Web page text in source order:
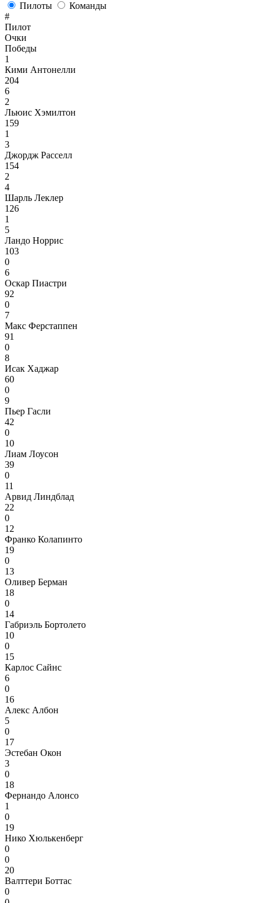
Пилоты
Команды
#
Пилот
Очки
Победы
1
Кими Антонелли
204
6
2
Льюис Хэмилтон
159
1
3
Джордж Расселл
154
2
4
Шарль Леклер
126
1
5
Ландо Норрис
103
0
6
Оскар Пиастри
92
0
7
Макс Ферстаппен
91
0
8
Исак Хаджар
60
0
9
Пьер Гасли
42
0
10
Лиам Лоусон
39
0
11
Арвид Линдблад
22
0
12
Франко Колапинто
19
0
13
Оливер Берман
18
0
14
Габриэль Бортолето
10
0
15
Карлос Сайнс
6
0
16
Алекс Албон
5
0
17
Эстебан Окон
3
0
18
Фернандо Алонсо
1
0
19
Нико Хюлькенберг
0
0
20
Валттери Боттас
0